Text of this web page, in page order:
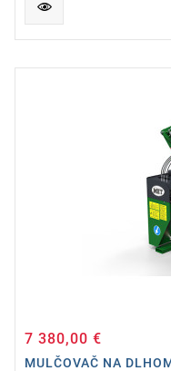
7 380,00 €
MULČOVAČ NA